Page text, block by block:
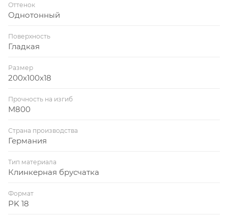
Оттенок
Однотонный
Поверхность
Гладкая
Размер
200x100x18
Прочность на изгиб
M800
Страна производства
Германия
Тип материала
Клинкерная брусчатка
Формат
PK 18